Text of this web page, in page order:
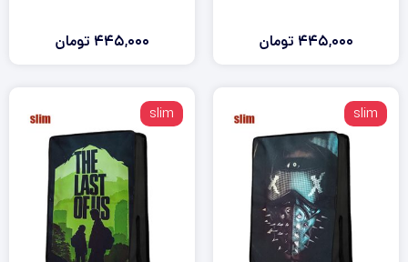
445,000 تومان 445,000 تومان
slim
slim